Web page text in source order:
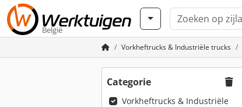
België
Vorkheftrucks & Industriële trucks
Categorie
Vorkheftrucks & Industriële